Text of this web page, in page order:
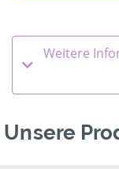
Weitere
Unsere